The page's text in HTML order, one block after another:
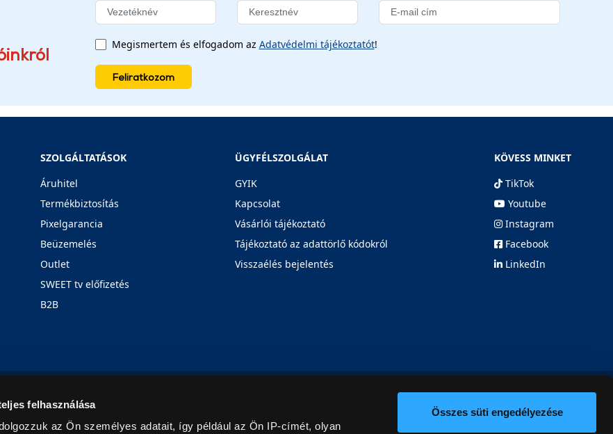
felhasználása
az Ön személyes adatait, így például az Ön IP-címét, olyan
Összes süti engedélyezése
Megismertem és elfogadom az Adatvédelmi tájékoztatót!
Feliratkozom
SZOLGÁLTATÁSOK
Áruhitel
Termékbiztosítás
Pixelgarancia
Beüzemelés
Outlet
SWEET tv előfizetés
B2B
ÜGYFÉLSZOLGÁLAT
GYIK
Kapcsolat
Vásárlói tájékoztató
Tájékoztató az adattörlő kódokról
Visszaélés bejelentés
KÖVESS MINKET
TikTok
Youtube
Instagram
Facebook
LinkedIn